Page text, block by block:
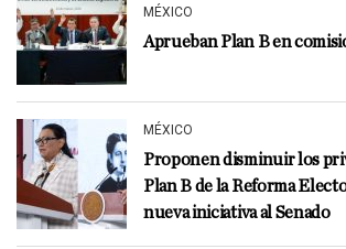
MÉXICO
Aprueban Plan B en
MÉXICO
Proponen disminuir los
Plan B de la Reforma
nueva iniciativa al Senado